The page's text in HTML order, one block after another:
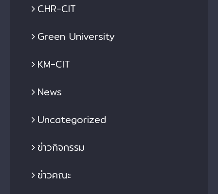
CHR-CIT
Green University
KM-CIT
News
Uncategorized
ข่าวกิจกรรม
ข่าวคณะ